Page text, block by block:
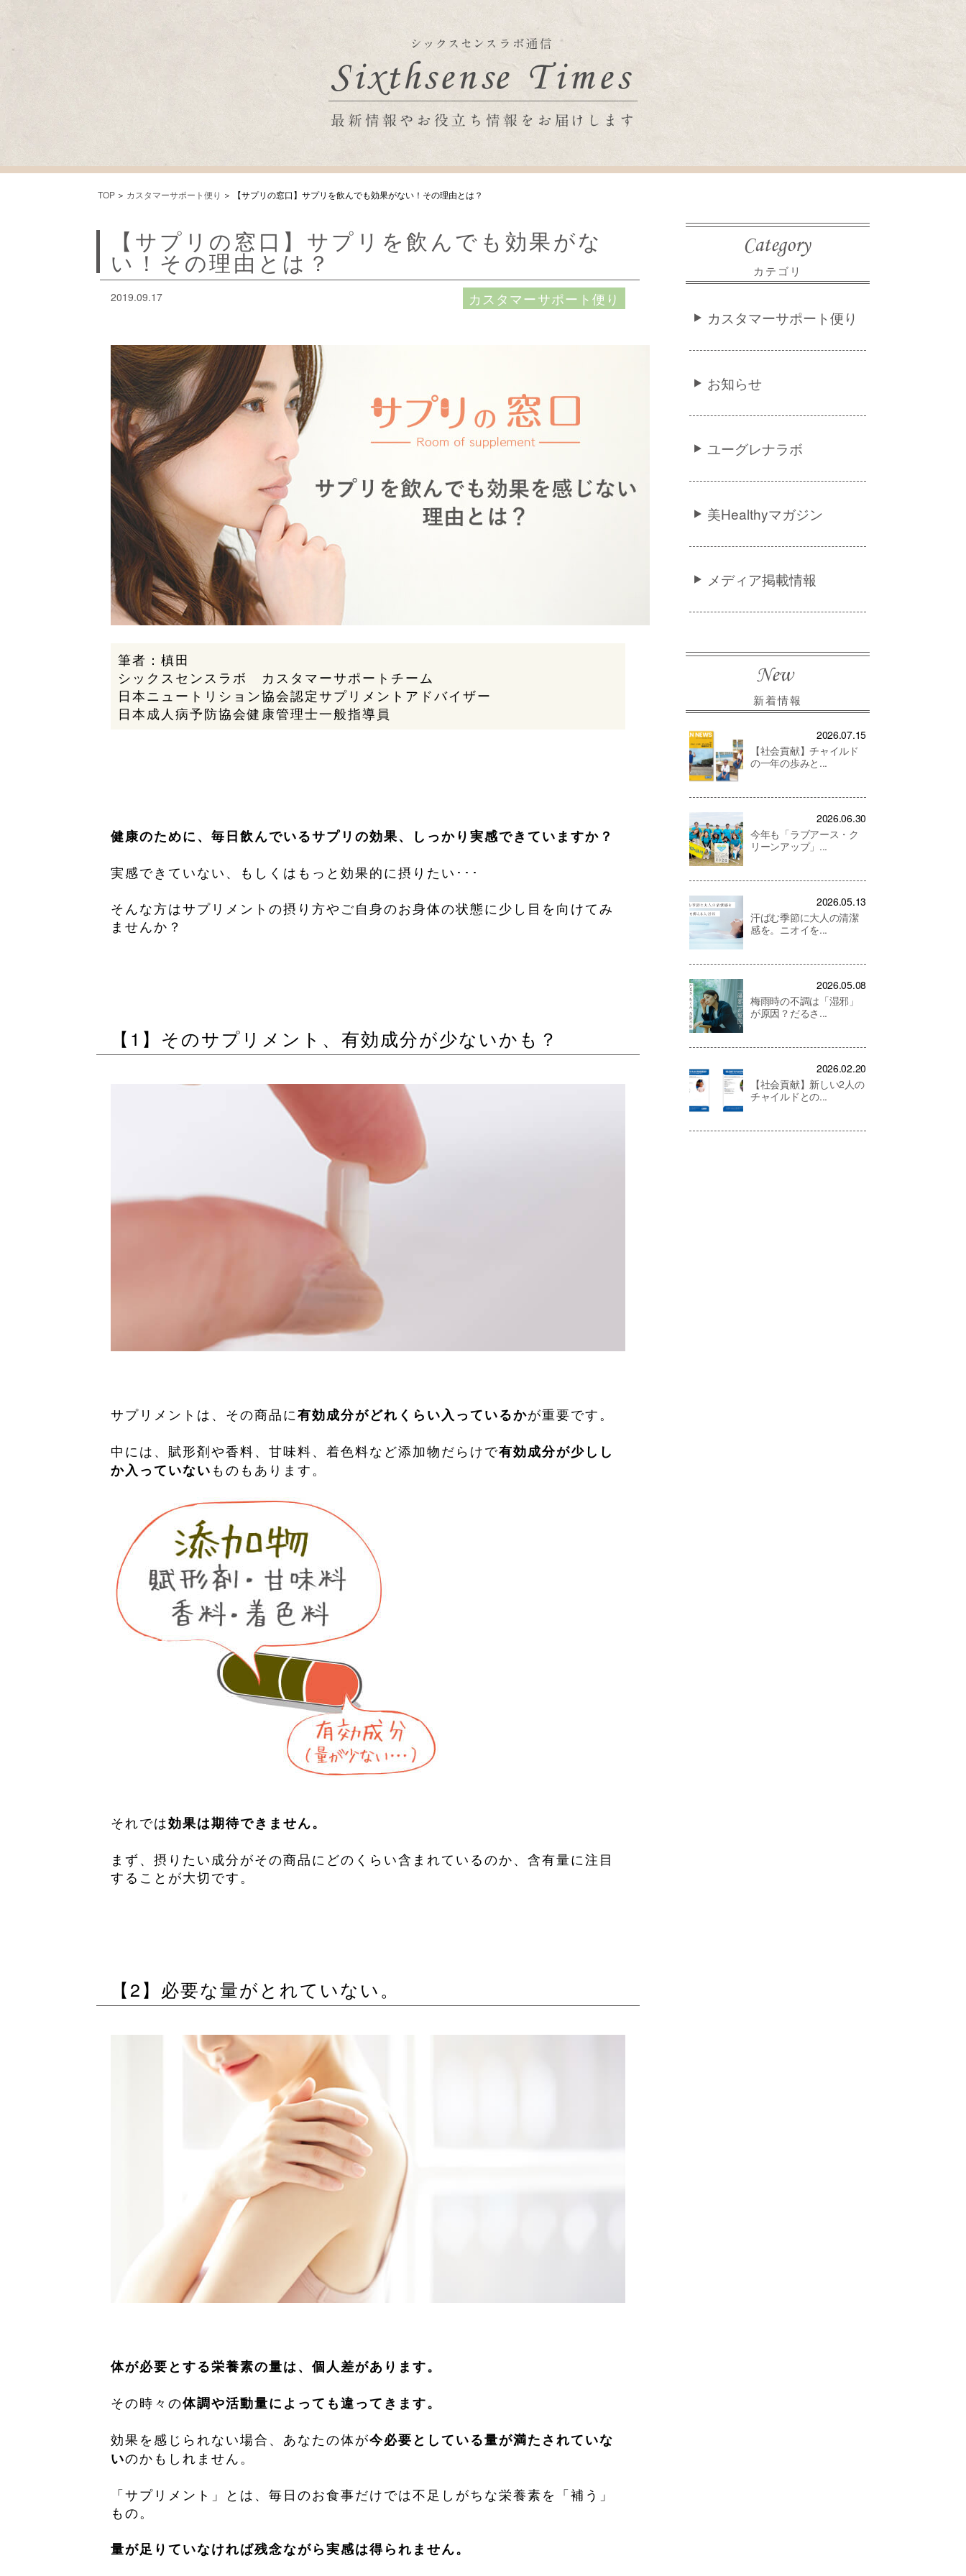
TOP カスタマーサポート便り 【サプリの窓口】サプリを飲んでも効果がない！その理由とは？
【サプリの窓口】サプリを飲んでも効果がな
い！その理由とは？
2019.09.17 カスタマーサポート便り
筆者：槙田
シックスセンスラボ カスタマーサポートチーム
日本ニュートリション協会認定サプリメントアドバイザー
日本成人病予防協会健康管理士一般指導員
健康のために、毎日飲んでいるサプリの効果、しっかり実感できていますか？
実感できていない、もしくはもっと効果的に摂りたい･･･
そんな方はサプリメントの摂り方やご自身のお身体の状態に少し目を向けてみ
ませんか？
【1】そのサプリメント、有効成分が少ないかも？
サプリメントは、その商品に有効成分がどれくらい入っているかが重要です。
中には、賦形剤や香料、甘味料、着色料など添加物だらけで有効成分が少しし
か入っていないものもあります。
それでは効果は期待できません。
まず、摂りたい成分がその商品にどのくらい含まれているのか、含有量に注目
することが大切です。
【2】必要な量がとれていない。
体が必要とする栄養素の量は、個人差があります。
その時々の体調や活動量によっても違ってきます。
効果を感じられない場合、あなたの体が今必要としている量が満たされていな
いのかもしれません。
「サプリメント」とは、毎日のお食事だけでは不足しがちな栄養素を「補う」
もの。
量が足りていなければ残念ながら実感は得られません。
カテゴリ
カスタマーサポート便り
お知らせ
ユーグレナラボ
美Healthyマガジン
メディア掲載情報
新着情報
2026.07.15
【社会貢献】チャイルド
の一年の歩みと...
2026.06.30
今年も「ラブアース・ク
リーンアップ」...
2026.05.13
汗ばむ季節に大人の清潔
感を。ニオイを...
2026.05.08
梅雨時の不調は「湿邪」
が原因？だるさ...
2026.02.20
【社会貢献】新しい2人の
チャイルドとの...